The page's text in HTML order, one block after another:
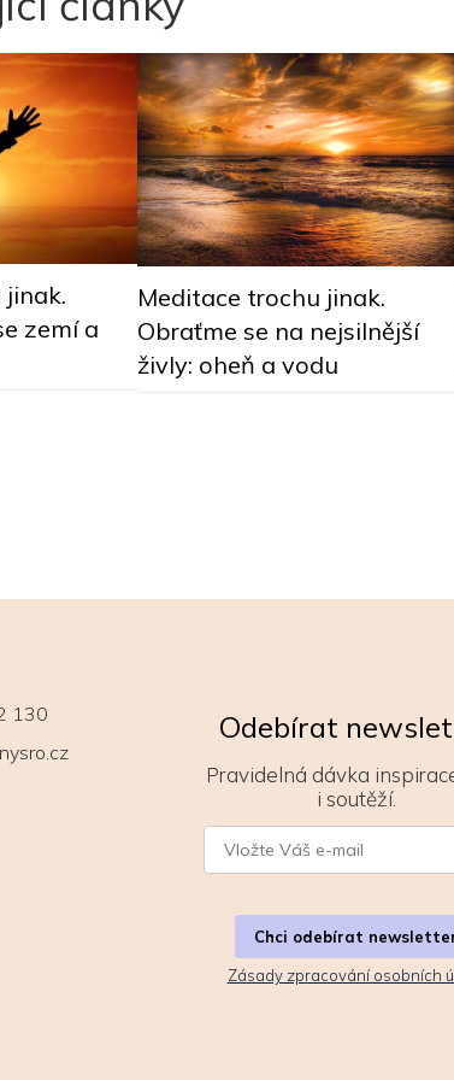
jinak.
zemí a
Meditace trochu jinak.
Obraťme se na nejsilnější
živly: oheň a vodu
130
Odebírat
Pravidelná dávka
i soutěží.
Chci odebírat
Zásady zpracování osobních